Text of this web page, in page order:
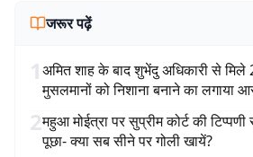
जरूर पढ़ें
1अमित शाह के बाद शुभेंदु अधिकारी से
मुसलमानों को निशाना बनाने का लगाया
2महुआ मोईत्रा पर सुप्रीम कोर्ट की
पूछा- क्या सब सीने पर गोली खायें?